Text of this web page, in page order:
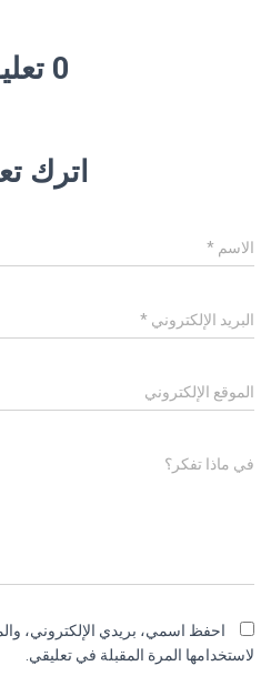
0 تعليق
اترك
الاسم *
البريد الإلكتروني *
الموقع الإلكتروني
في ماذا تفكر؟
احفظ اسمي، بريدي الإلكتروني،
لاستخدامها المرة المقبلة في تعليقي.